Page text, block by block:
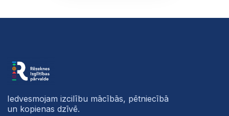
Iedvesmojam izcilību mācībās, pētniecībā
un kopienas dzīvē.